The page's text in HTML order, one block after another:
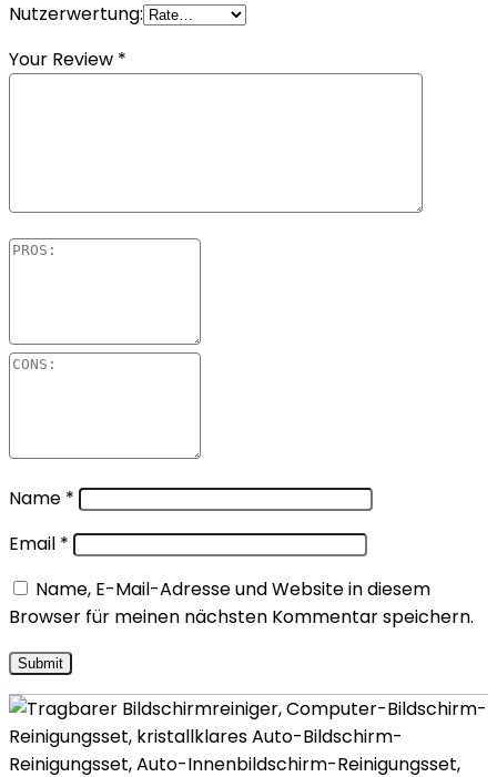
Nutzerwertung:
Your Review *
Name *
Email *
Name, E-Mail-Adresse und Website in diesem
Browser für meinen nächsten Kommentar speichern.